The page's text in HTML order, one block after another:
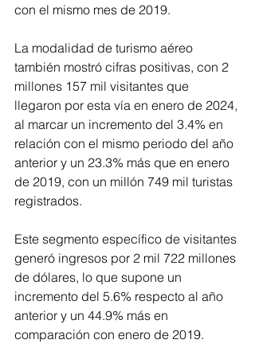
con el mismo mes de 2019.
La modalidad de turismo aéreo
también mostró cifras positivas, con 2
millones 157 mil visitantes que
llegaron por esta vía en enero de 2024,
al marcar un incremento del 3.4% en
relación con el mismo periodo del año
anterior y un 23.3% más que en enero
de 2019, con un millón 749 mil turistas
registrados.
Este segmento específico de visitantes
generó ingresos por 2 mil 722 millones
de dólares, lo que supone un
incremento del 5.6% respecto al año
anterior y un 44.9% más en
comparación con enero de 2019.